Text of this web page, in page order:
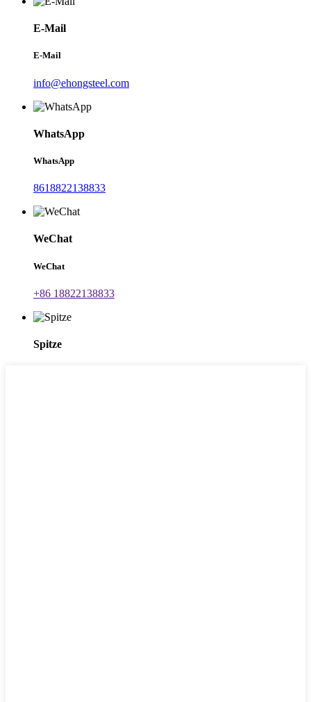
E-Mail
E-Mail
info@ehongsteel.com
WhatsApp
WhatsApp
8618822138833
WeChat
WeChat
+86 18822138833
Spitze